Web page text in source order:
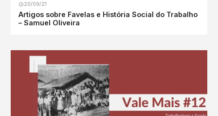
20/09/21
Artigos sobre Favelas e História Social do Trabalho
– Samuel Oliveira